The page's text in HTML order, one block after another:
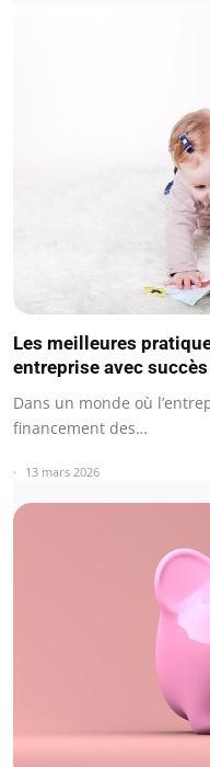
Les meilleures
entreprise avec succès
Dans un monde où
financement des…
13 mars 2026